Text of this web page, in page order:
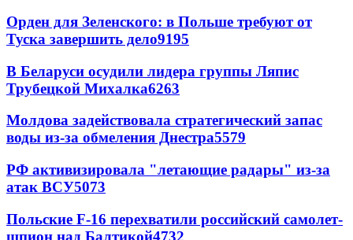
Орден для Зеленского: в Польше требуют от
Туска завершить дело9195
В Беларуси осудили лидера группы Ляпис
Трубецкой Михалка6263
Молдова задействовала стратегический запас
воды из-за обмеления Днестра5579
РФ активизировала "летающие радары" из-за
атак ВСУ5073
Польские F-16 перехватили российский самолет-
шпион над Балтикой4732